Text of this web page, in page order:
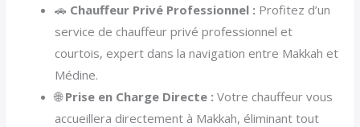
🚗 Chauffeur Privé Professionnel : Profitez d’un
service de chauffeur privé professionnel et
courtois, expert dans la navigation entre Makkah et
Médine.
🌐Prise en Charge Directe : Votre chauffeur vous
accueillera directement à Makkah, éliminant tout